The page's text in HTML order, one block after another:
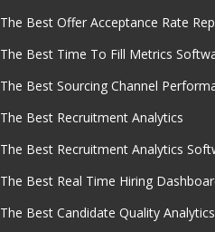
The Best Offer Acceptance Rate
The Best Time To Fill Metrics
The Best Sourcing Channel
The Best Recruitment Analytics
The Best Recruitment Analytics
The Best Real Time Hiring
The Best Candidate Quality Analytics